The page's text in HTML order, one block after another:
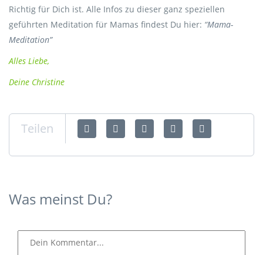
Richtig für Dich ist. Alle Infos zu dieser ganz speziellen
geführten Meditation für Mamas findest Du hier: “Mama-
Meditation”
Alles Liebe,
Deine Christine
Teilen
Was meinst Du?